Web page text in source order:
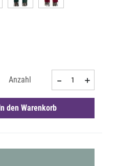
Anzahl
In den Warenkorb